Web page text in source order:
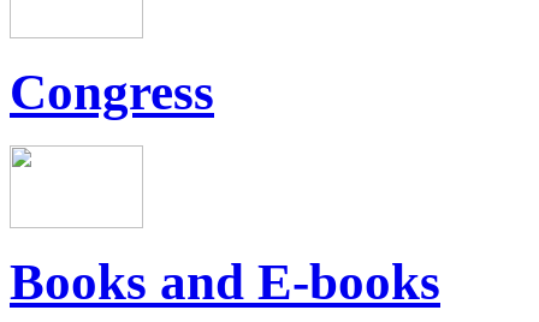
Congress
Books and E-books